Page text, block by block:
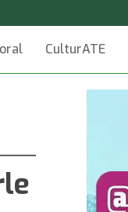
CulturATE